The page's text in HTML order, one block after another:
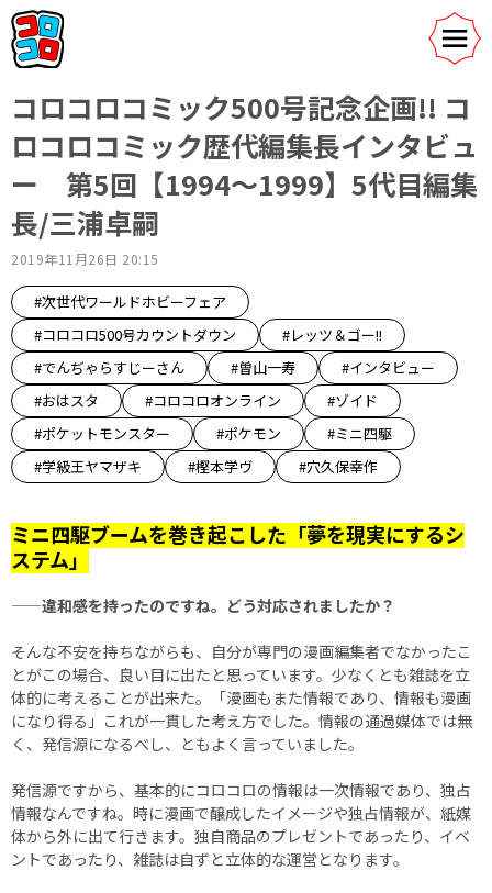
コロコロコミック500号記念企画!! コ
ロコロコミック歴代編集長インタビュ
ー 第5回【1994〜1999】5代目編集
長/三浦卓嗣
2019年11月26日 20:15
#次世代ワールドホビーフェア
#コロコロ500号カウントダウン
#レッツ＆ゴー!!
#でんぢゃらすじーさん
#曽山一寿
#インタビュー
#おはスタ
#コロコロオンライン
#ゾイド
#ポケットモンスター
#ポケモン
#ミニ四駆
#学級王ヤマザキ
#樫本学ヴ #穴久保幸作
ミニ四駆ブームを巻き起こした「夢を現実にするシ
ステム」
——違和感を持ったのですね。どう対応されましたか？
そんな不安を持ちながらも、自分が専門の漫画編集者でなかったこ
とがこの場合、良い目に出たと思っています。少なくとも雑誌を立
体的に考えることが出来た。「漫画もまた情報であり、情報も漫画
になり得る」これが一貫した考え方でした。情報の通過媒体では無
く、発信源になるべし、ともよく言っていました。
発信源ですから、基本的にコロコロの情報は一次情報であり、独占
情報なんですね。時に漫画で醸成したイメージや独占情報が、紙媒
体から外に出て行きます。独自商品のプレゼントであったり、イベ
ントであったり、雑誌は自ずと立体的な運営となります。